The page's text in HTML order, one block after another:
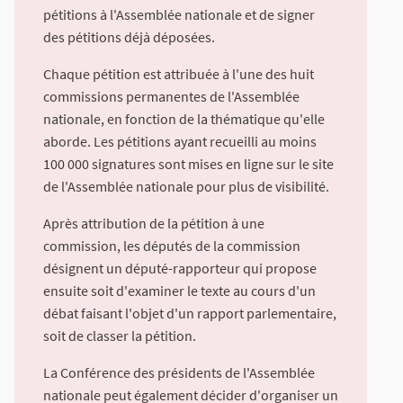
pétitions à l'Assemblée nationale et de signer
des pétitions déjà déposées.
Chaque pétition est attribuée à l'une des huit
commissions permanentes de l'Assemblée
nationale, en fonction de la thématique qu'elle
aborde. Les pétitions ayant recueilli au moins
100 000 signatures sont mises en ligne sur le site
de l'Assemblée nationale pour plus de visibilité.
Après attribution de la pétition à une
commission, les députés de la commission
désignent un député-rapporteur qui propose
ensuite soit d'examiner le texte au cours d'un
débat faisant l'objet d'un rapport parlementaire,
soit de classer la pétition.
La Conférence des présidents de l'Assemblée
nationale peut également décider d'organiser un